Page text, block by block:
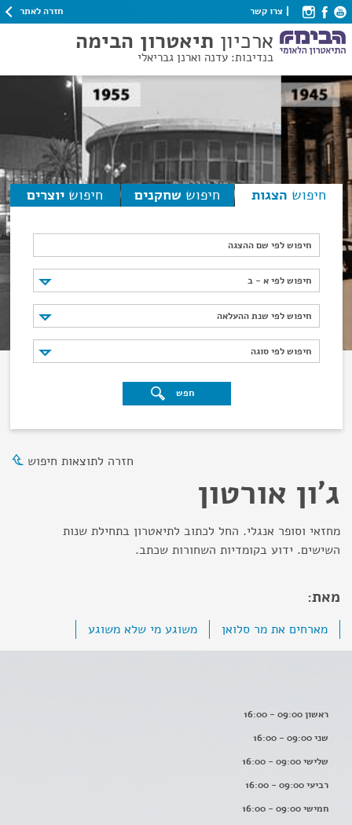
צרו קשר חזרה לאתר
ארכיון תיאטרון הבימה
בנדיבות: עדנה וארנן גבריאלי
חיפוש הצגות חיפוש שחקנים חיפוש יוצרים
חיפוש לפי שם ההצגה
חיפוש לפי א - ב
חיפוש לפי א - ב
חיפוש לפי שנת ההעלאה
חיפוש לפי שנת ההעלאה
חיפוש לפי סוגה
חיפוש לפי סוגה
חפש
חזרה לתוצאות חיפוש
ג'ון אורטון
מחזאי וסופר אנגלי. החל לכתוב לתיאטרון בתחילת שנות
השישים. ידוע בקומדיות השחורות שכתב.
מאת:
מארחים את מר סלואן משוגע מי שלא משוגע
ראשון 09:00 - 16:00
שני 09:00 - 16:00
שלישי 09:00 - 16:00
רביעי 09:00 - 16:00
חמישי 09:00 - 16:00